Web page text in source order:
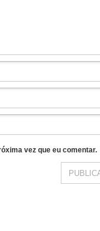
vez que eu comentar.